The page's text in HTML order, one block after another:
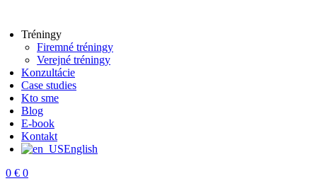
Tréningy
Firemné tréningy
Verejné tréningy
Konzultácie
Case studies
Kto sme
Blog
E-book
Kontakt
English
0 € 0